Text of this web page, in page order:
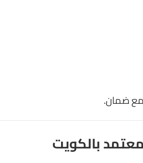
مع ضمان.
بالكويت